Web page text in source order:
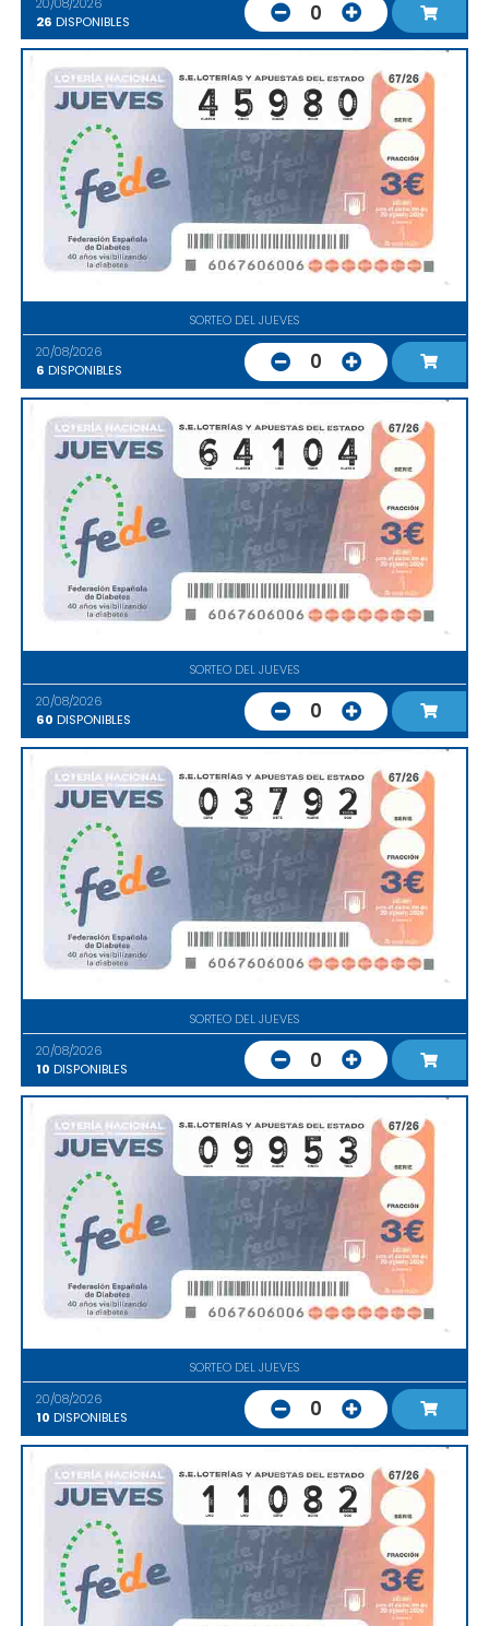
26 DISPONIBLES 0
SORTEO DEL JUEVES
20/08/2026
6 DISPONIBLES 0
SORTEO DEL JUEVES
20/08/2026
60 DISPONIBLES 0
SORTEO DEL JUEVES
20/08/2026
10 DISPONIBLES 0
SORTEO DEL JUEVES
20/08/2026
10 DISPONIBLES 0